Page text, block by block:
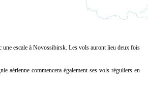
une escale à Novossibirsk. Les vols auront lieu deux fois
aérienne commencera également ses vols réguliers en